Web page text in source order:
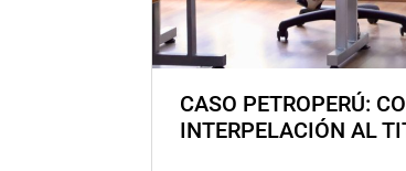
CASO PETROPERÚ:
INTERPELACIÓN AL